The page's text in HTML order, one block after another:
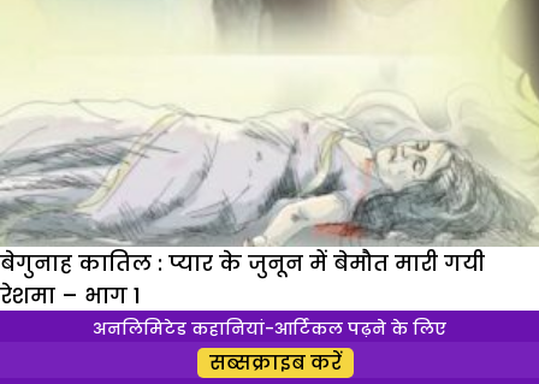
बेगुनाह कातिल : प्यार के जुनून में बेमौत मारी गयी
रेशमा – भाग 1
गहरे रंग की तीखे नयननक्श वाली रेशमा एक छोटे से
कस्बे में अपने बाप अल्लारखा और मां ताहिरा के साथ
अनलिमिटेड कहानियां-आर्टिकल पढ़ने के लिए
सब्सक्राइब करें